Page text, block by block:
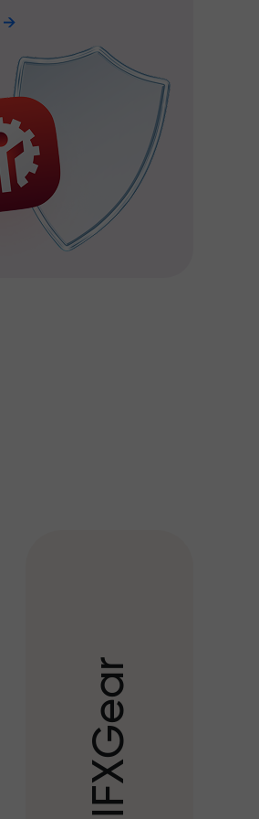
I
F
X
G
e
a
r